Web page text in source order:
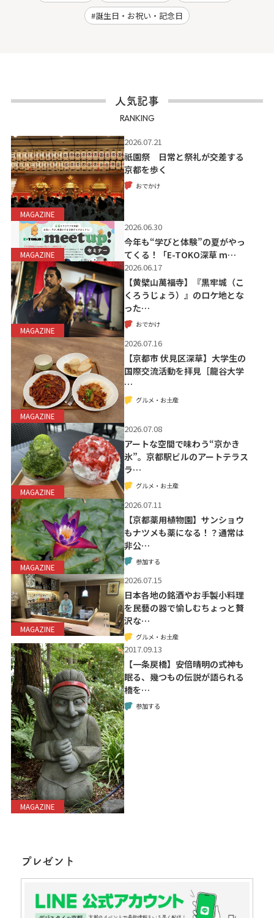
誕生日・お祝い・記念日
人気記事
RANKING
MAGAZINE
2026.07.21
祇園祭 日常と祭礼が交差する
京都を歩く
おでかけ
MAGAZINE
2026.06.30
今年も“学びと体験”の夏がやっ
てくる！「E-TOKO深草 m…
MAGAZINE
2026.06.17
【黄檗山萬福寺】『黒牢城（こ
くろうじょう）』のロケ地とな
った…
おでかけ
MAGAZINE
2026.07.16
【京都市 伏見区深草】大学生の
国際交流活動を拝見［龍谷大学
…
グルメ・お土産
MAGAZINE
2026.07.08
アートな空間で味わう“京かき
氷”。京都駅ビルのアートテラス
ラ…
グルメ・お土産
MAGAZINE
2026.07.11
【京都薬用植物園】サンショウ
もナツメも薬になる！？通常は
非公…
参加する
MAGAZINE
2026.07.15
日本各地の銘酒やお手製小料理
を民藝の器で愉しむちょっと贅
沢な…
グルメ・お土産
MAGAZINE
2017.09.13
【一条戻橋】安倍晴明の式神も
眠る、幾つもの伝説が語られる
橋を…
参加する
プレゼント